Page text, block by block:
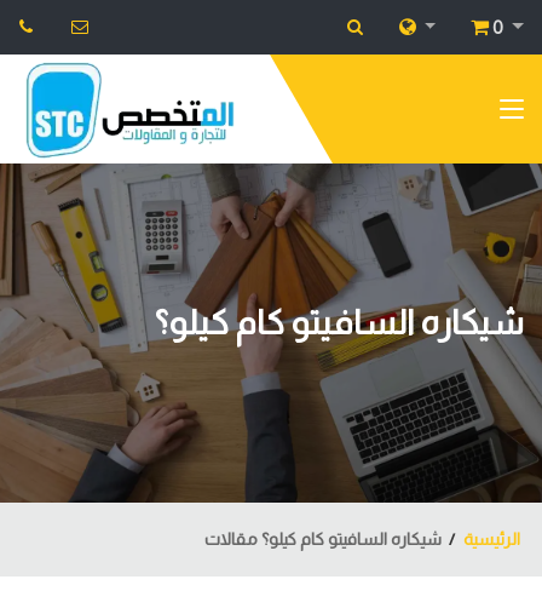
0
شيكاره السافيتو كام كيلو؟
الرئيسية شيكاره السافيتو كام كيلو؟ مقالات